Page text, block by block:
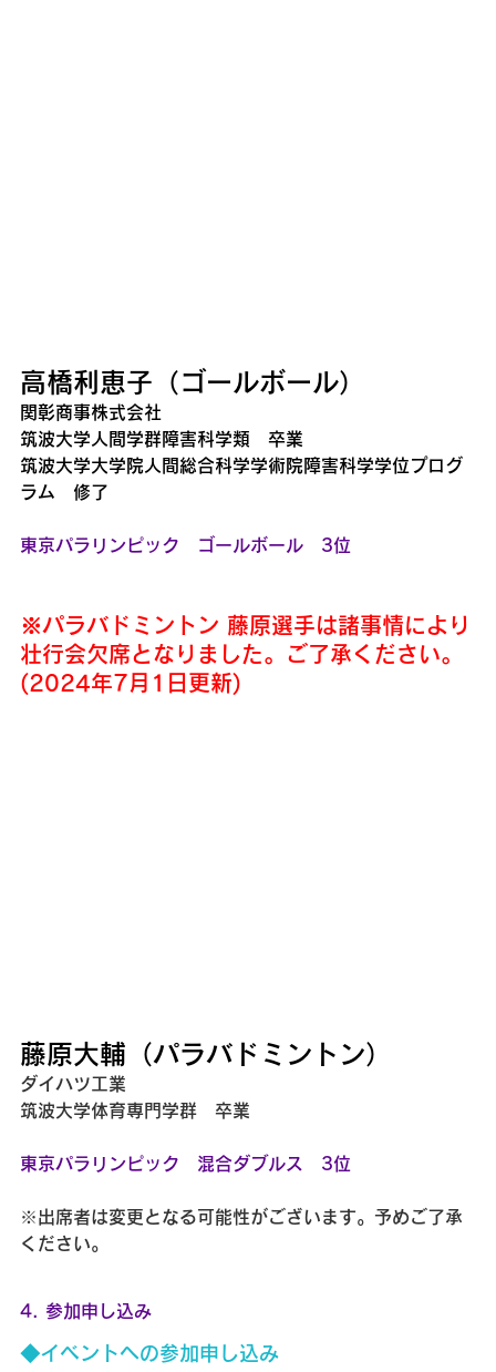
高橋利恵子（ゴールボール）
関彰商事株式会社
筑波大学人間学群障害科学類　卒業
筑波大学大学院人間総合科学学術院障害科学学位プログ
ラム　修了
東京パラリンピック　ゴールボール　3位
※パラバドミントン 藤原選手は諸事情により
壮行会欠席となりました。ご了承ください。
(2024年7月1日更新)
藤原大輔（パラバドミントン）
ダイハツ工業
筑波大学体育専門学群　卒業
東京パラリンピック　混合ダブルス　3位
※出席者は変更となる可能性がございます。予めご了承
ください。
4. 参加申し込み
◆イベントへの参加申し込み